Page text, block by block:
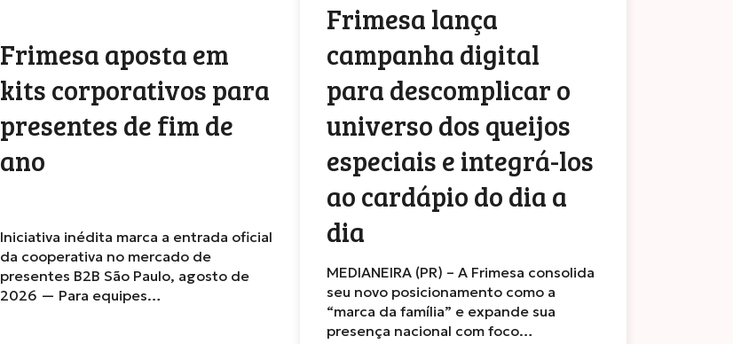
Frimesa aposta em
kits corporativos para
presentes de fim de
ano
Iniciativa inédita marca a entrada oficial
da cooperativa no mercado de
presentes B2B São Paulo, agosto de
2026 — Para equipes…
Frimesa lança
campanha digital
para descomplicar o
universo dos queijos
especiais e integrá-los
ao cardápio do dia a
dia
MEDIANEIRA (PR) – A Frimesa consolida
seu novo posicionamento como a
“marca da família” e expande sua
presença nacional com foco…